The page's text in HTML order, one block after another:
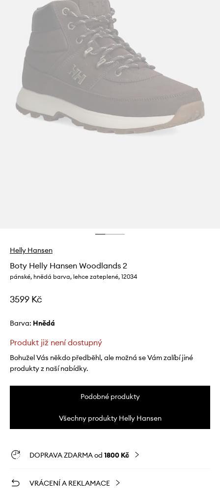
Helly Hansen
Boty Helly Hansen Woodlands 2
pánské, hnědá barva, lehce zateplené, 12034
3599 Kč
Barva: hnědá
Produkt již není dostupný
Bohužel Vás někdo předběhl, ale možná se Vám zalíbí jiné
produkty z naší nabídky.
Podobné produkty
Všechny produkty Helly Hansen
DOPRAVA ZDARMA od 1800 Kč
VRÁCENÍ A REKLAMACE